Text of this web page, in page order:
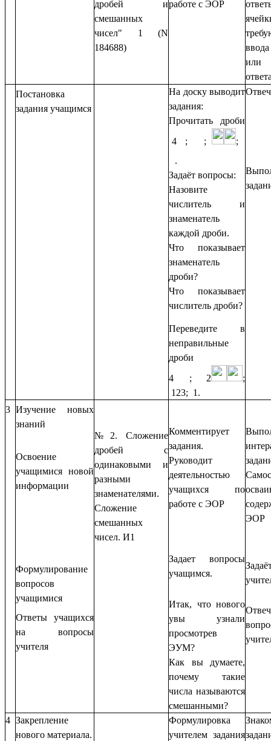
дробей и
смешанных
чисел" 1 (N
184688)
работе с ЭОР
или
Постановка
задания учащимся
На доску выводит
задания:
Прочитать дроби
4
; ;
;
.
Задаёт вопросы:
Назовите
числитель и
знаменатель
каждой дроби.
Что показывает
знаменатель
дроби?
Что показывает
числитель дроби?
Переведите в
неправильные
дроби
4
; 2
;
123; 1.
3 Изучение новых
знаний
Освоение
учащимися новой
информации
Формулирование
вопросов
учащимися
Ответы учащихся
на вопросы
учителя
№2. Сложение
дробей с
одинаковыми и
разными
знаменателями.
Сложение
смешанных
чисел. И1
Комментирует
задания.
Руководит
деятельностью
учащихся по
работе с ЭОР
Задает вопросы
учащимся.
Итак, что нового
увы узнали
просмотрев
ЭУМ?
Как вы думаете,
почему такие
числа называются
смешанными?
ЭОР
4 Закрепление
нового материала.
Формулировка
учителем задания